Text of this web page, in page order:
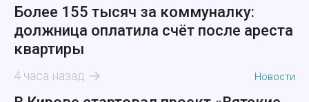
Более 155 тысяч за коммуналку:
должница оплатила счёт после ареста
квартиры
4 часа назад Новости